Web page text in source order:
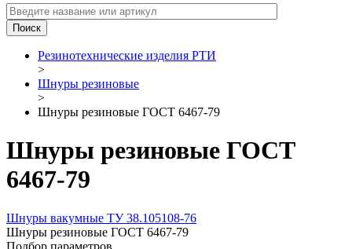
Резинотехнические изделия РТИ
>
Шнуры резиновые
>
Шнуры резиновые ГОСТ 6467-79
Шнуры резиновые ГОСТ
6467-79
Шнуры вакумные ТУ 38.105108-76
Шнуры резиновые ГОСТ 6467-79
Подбор параметров